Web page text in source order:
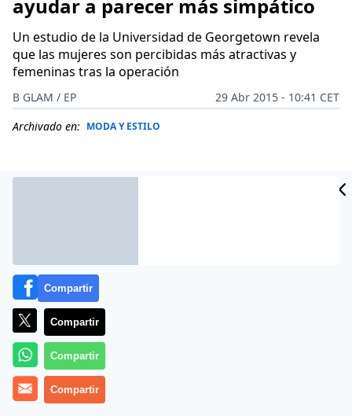
ayudar a parecer más simpático
Un estudio de la Universidad de Georgetown revela
que las mujeres son percibidas más atractivas y
femeninas tras la operación
B GLAM / EP
29 Abr 2015 - 10:41 CET
Archivado en: MODA Y ESTILO
España, con 28.326 intervenciones en 2013, es el
cuarto país del mundo en procedimientos de
Compartir
Compartir
Compartir
Compartir